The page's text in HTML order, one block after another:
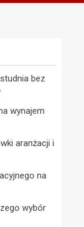
bez
wynajem
aranżacji i
na
wybór